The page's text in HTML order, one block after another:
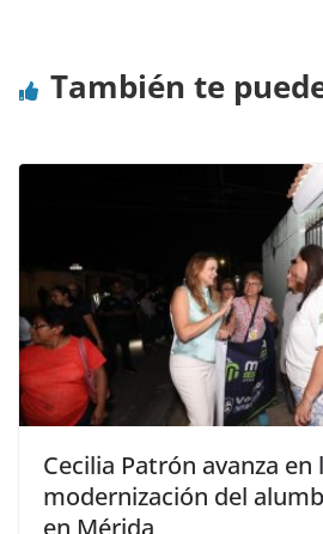
También te
Cecilia Patrón avanza en
modernización del
en Mérida